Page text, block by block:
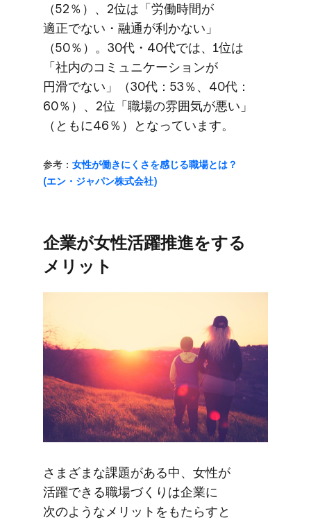
（52％）、​2位は​「労働時間が​
適正でない​・融通が​利かない」​
（50％）。​30代・40代では、​1位は​
「社内の​コミュニケーションが​
円滑でない」​（30代：53％、​40代：
60％）、​2位「職場の​雰囲気が​悪い」​
（ともに​46％）と​なっています。
参考​： 女性が​働きにくさを​感じる​職場とは？​
(エン・ジャパン株式会社)
企業が​女性活躍推進を​する​
メリット
さまざまな​課題が​ある​中、​女性が​
活躍できる​職場づくりは​企業に​
次のような​メリットを​もたらすと​